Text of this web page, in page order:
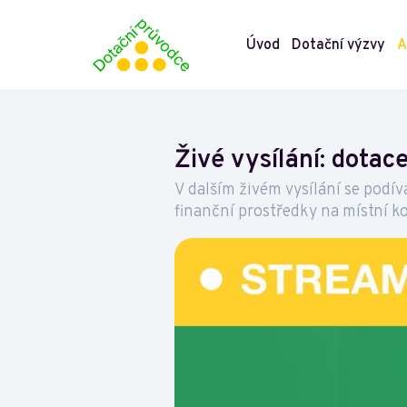
Úvod Dotační výzvy
Živé vysílání:
V dalším živém vysílání se
finanční prostředky na místní